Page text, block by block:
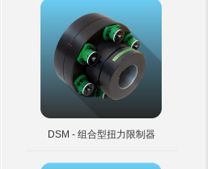
DSM - 组合型扭力限制器